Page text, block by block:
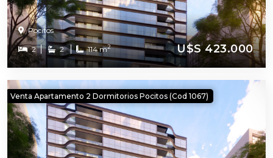
Pocitos
2 2 114 m2 U$S 423.000
Venta Apartamento 2 Dormitorios Pocitos (cod 1067)